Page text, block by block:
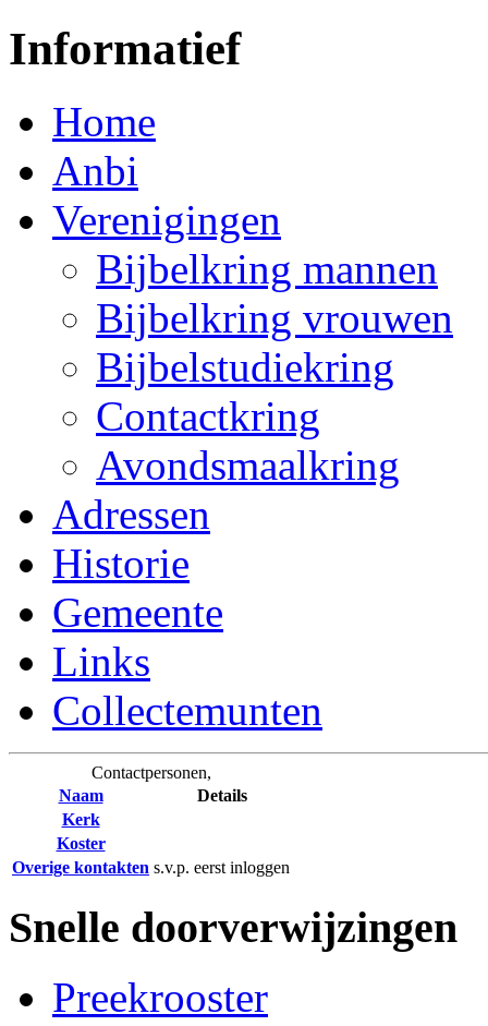
Informatief
Home
Anbi
Verenigingen
Bijbelkring mannen
Bijbelkring vrouwen
Bijbelstudiekring
Contactkring
Avondsmaalkring
Adressen
Historie
Gemeente
Links
Collectemunten
Contactpersonen,
Naam
Details
Kerk
Koster
Overige kontakten s.v.p. eerst inloggen
Snelle doorverwijzingen
Preekrooster